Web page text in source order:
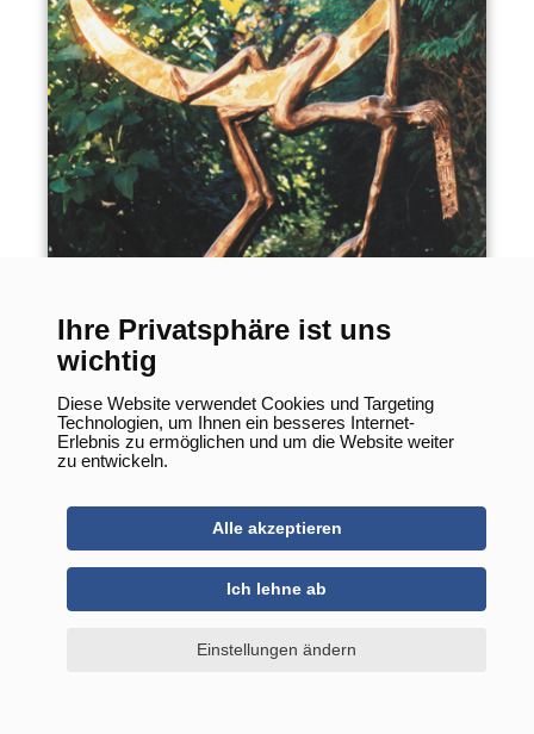
Ihre Privatsphäre ist uns
wichtig
Diese Website verwendet Cookies und Targeting
Technologien, um Ihnen ein besseres Internet-
Erlebnis zu ermöglichen und um die Website weiter
zu entwickeln.
Alle akzeptieren
Ich lehne ab
Einstellungen ändern